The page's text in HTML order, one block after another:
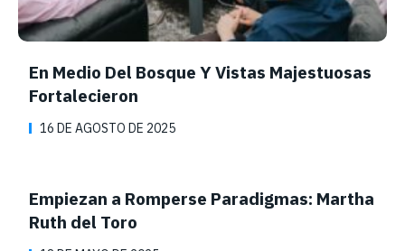
En Medio Del Bosque Y Vistas Majestuosas
Fortalecieron
16 DE AGOSTO DE 2025
Empiezan a Romperse Paradigmas: Martha
Ruth del Toro